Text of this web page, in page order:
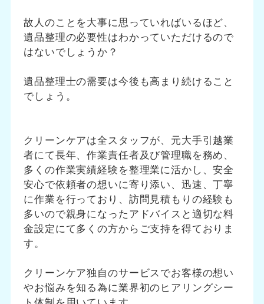
故人のことを大事に思っていればいるほど、
遺品整理の必要性はわかっていただけるので
はないでしょうか？
遺品整理士の需要は今後も高まり続けること
でしょう。
クリーンケアは全スタッフが、元大手引越業
者にて長年、作業責任者及び管理職を務め、
多くの作業実績経験を整理業に活かし、安全
安心で依頼者の想いに寄り添い、迅速、丁寧
に作業を行っており、訪問見積もりの経験も
多いので親身になったアドバイスと適切な料
金設定にて多くの方からご支持を得ておりま
す。
クリーンケア独自のサービスでお客様の想い
やお悩みを知る為に業界初のヒアリングシー